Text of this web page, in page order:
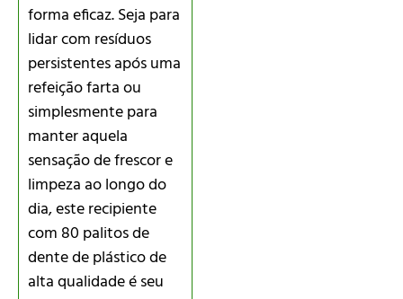
forma eficaz. Seja para
lidar com resíduos
persistentes após uma
refeição farta ou
simplesmente para
manter aquela
sensação de frescor e
limpeza ao longo do
dia, este recipiente
com 80 palitos de
dente de plástico de
alta qualidade é seu